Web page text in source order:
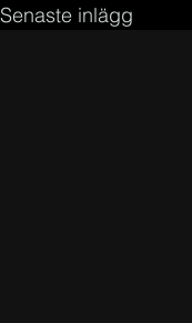
Senaste inlägg